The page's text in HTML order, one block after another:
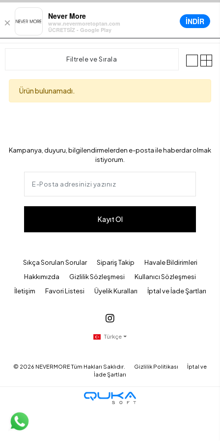
×
Never More
www.nevermoretoptan.com
ÜCRETSİZ - Google Play
İNDİR
Sepette Ek %5 İndirim
Filtrele ve Sırala
Ürün bulunamadı.
Kampanya, duyuru, bilgilendirmelerden e-posta ile haberdar olmak
istiyorum.
Kayıt Ol
Sıkça Sorulan Sorular Sipariş Takip
Havale Bildirimleri
Hakkımızda
Gizlilik Sözleşmesi
Kullanıcı Sözleşmesi
İletişim
Favori Listesi Üyelik Kuralları İptal ve İade Şartları
Türkçe
© 2026 NEVERMORE Tüm Hakları Saklıdır. Gizlilik Politikası
İptal ve
İade Şartları